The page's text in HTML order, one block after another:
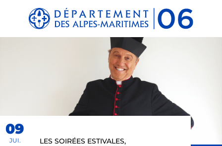
Panneau de gestion des cookies
LES SOIRÉES ESTIVALES,
09
JUI.